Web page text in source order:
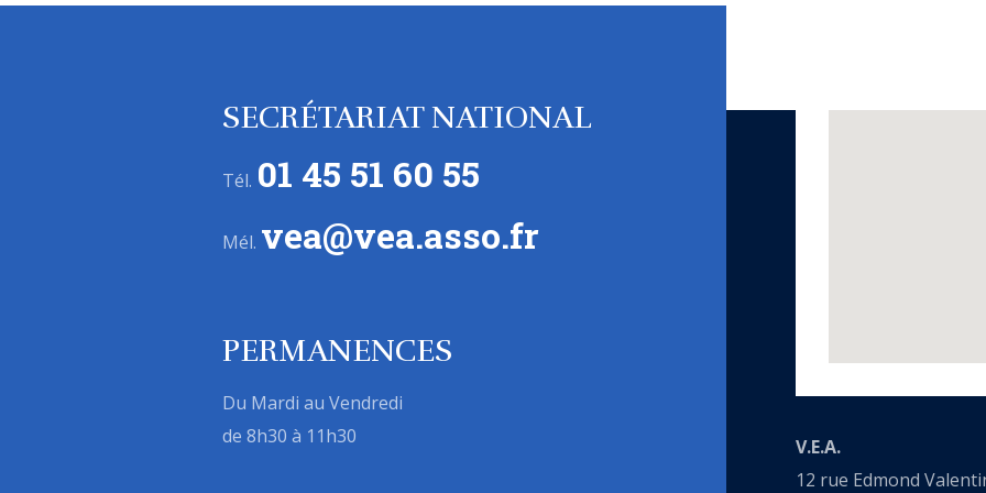
SECRÉTARIAT NATIONAL
Tél. 01 45 51 60 55
Mél. vea@vea.asso.fr
PERMANENCES
Du Mardi au Vendredi
de 8h30 à 11h30
V.E.A.
12 rue Edmond